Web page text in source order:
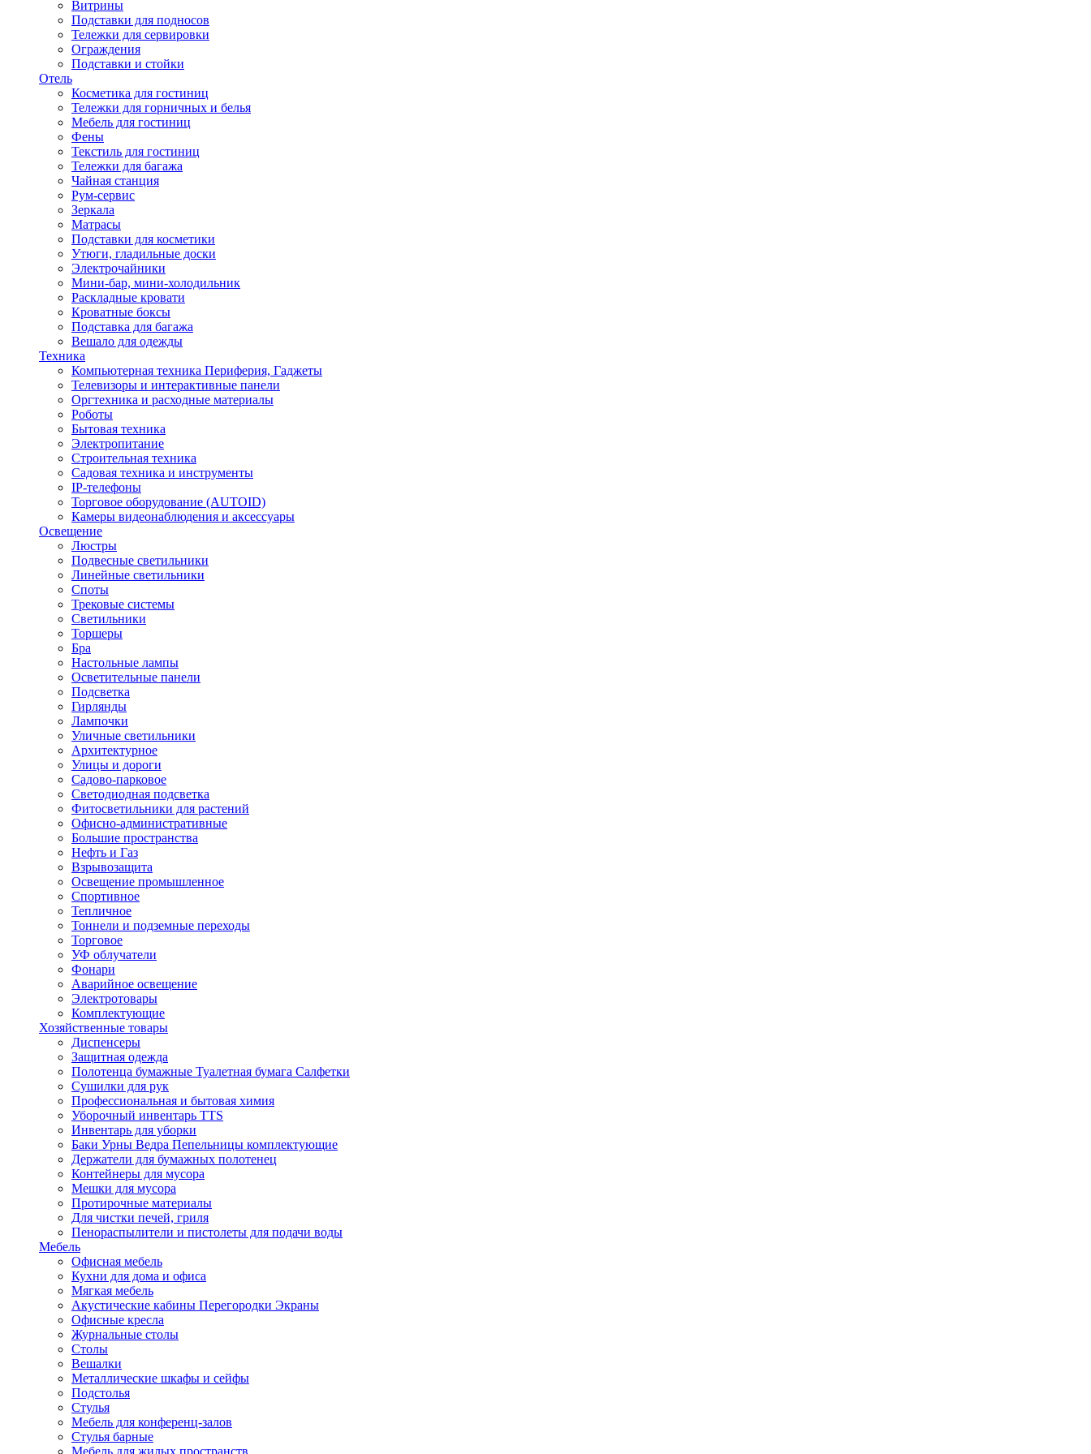
Витрины
Подставки для подносов
Тележки для сервировки
Ограждения
Подставки и стойки
Отель
Косметика для гостиниц
Тележки для горничных и белья
Мебель для гостиниц
Фены
Текстиль для гостиниц
Тележки для багажа
Чайная станция
Рум-сервис
Зеркала
Матрасы
Подставки для косметики
Утюги, гладильные доски
Электрочайники
Мини-бар, мини-холодильник
Раскладные кровати
Кроватные боксы
Подставка для багажа
Вешало для одежды
Техника
Компьютерная техника Периферия, Гаджеты
Телевизоры и интерактивные панели
Оргтехника и расходные материалы
Роботы
Бытовая техника
Электропитание
Строительная техника
Садовая техника и инструменты
IP-телефоны
Торговое оборудование (AUTOID)
Камеры видеонаблюдения и аксессуары
Освещение
Люстры
Подвесные светильники
Линейные светильники
Споты
Трековые системы
Светильники
Торшеры
Бра
Настольные лампы
Осветительные панели
Подсветка
Гирлянды
Лампочки
Уличные светильники
Архитектурное
Улицы и дороги
Садово-парковое
Светодиодная подсветка
Фитосветильники для растений
Офисно-административные
Большие пространства
Нефть и Газ
Взрывозащита
Освещение промышленное
Спортивное
Тепличное
Тоннели и подземные переходы
Торговое
УФ облучатели
Фонари
Аварийное освещение
Электротовары
Комплектующие
Хозяйственные товары
Диспенсеры
Защитная одежда
Полотенца бумажные Туалетная бумага Салфетки
Сушилки для рук
Профессиональная и бытовая химия
Уборочный инвентарь TTS
Инвентарь для уборки
Баки Урны Ведра Пепельницы комплектующие
Держатели для бумажных полотенец
Контейнеры для мусора
Мешки для мусора
Протирочные материалы
Для чистки печей, гриля
Пенораспылители и пистолеты для подачи воды
Мебель
Офисная мебель
Кухни для дома и офиса
Мягкая мебель
Акустические кабины Перегородки Экраны
Офисные кресла
Журнальные столы
Столы
Вешалки
Металлические шкафы и сейфы
Подстолья
Стулья
Мебель для конференц-залов
Стулья барные
Мебель для жилых пространств